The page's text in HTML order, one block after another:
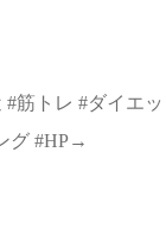
筋トレ #ダイエッ
グ #HP→